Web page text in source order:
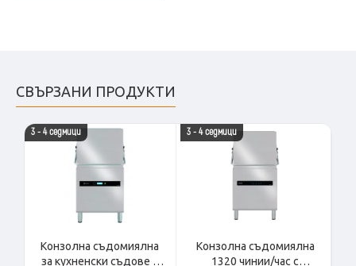
СВЪРЗАНИ ПРОДУКТИ
3 - 4 седмици
Конзолна съдомиялна
за кухненски съдове с
3 - 4 седмици
Конзолна съдомиялна
1320 чинии/час с